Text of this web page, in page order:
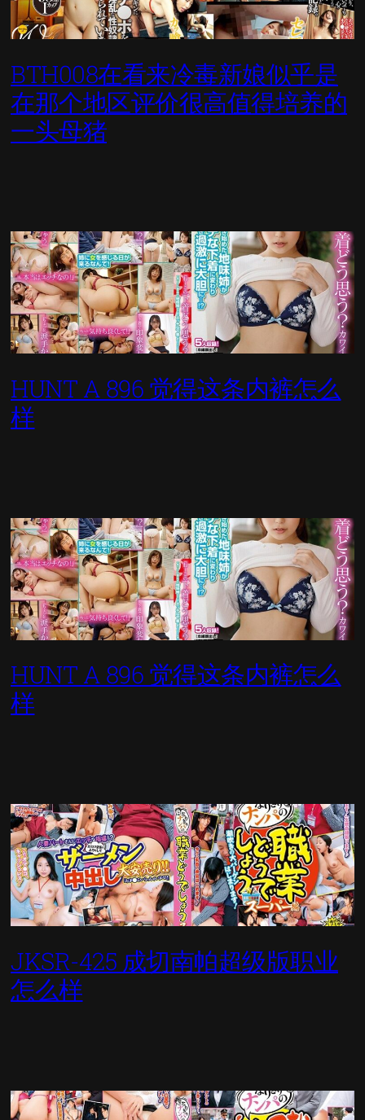
BTH008在看来冷毒新娘似乎是
在那个地区评价很高值得培养的
一头母猪
HUNT A 896 觉得这条内裤怎么
样
HUNT A 896 觉得这条内裤怎么
样
JKSR-425 成切南帕超级版职业
怎么样